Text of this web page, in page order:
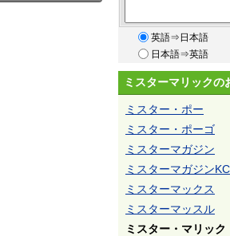
英語⇒日本語
日本語⇒英語
ミスターマリックの
ミスター・ポー
ミスター・ポーゴ
ミスターマガジン
ミスターマガジンKC
ミスターマックス
ミスターマッスル
ミスター・マリック